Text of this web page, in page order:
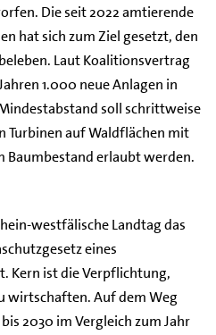
Die seit 2022 amtierende
hat sich zum Ziel gesetzt, den
Laut Koalitionsvertrag
1.000 neue Anlagen in
soll schrittweise
Turbinen auf Waldflächen mit
erlaubt werden.
westfälische Landtag das
eines
Kern ist die Verpflichtung,
wirtschaften. Auf dem Weg
2030 im Vergleich zum Jahr